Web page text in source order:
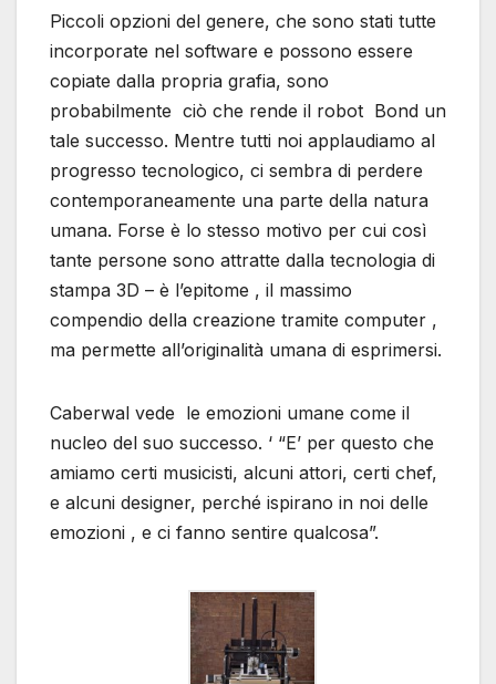
Piccoli opzioni del genere, che sono stati tutte
incorporate nel software e possono essere
copiate dalla propria grafia, sono
probabilmente ciò che rende il robot Bond un
tale successo. Mentre tutti noi applaudiamo al
progresso tecnologico, ci sembra di perdere
contemporaneamente una parte della natura
umana. Forse è lo stesso motivo per cui così
tante persone sono attratte dalla tecnologia di
stampa 3D – è l’epitome , il massimo
compendio della creazione tramite computer ,
ma permette all’originalità umana di esprimersi.
Caberwal vede le emozioni umane come il
nucleo del suo successo. ‘ “E’ per questo che
amiamo certi musicisti, alcuni attori, certi chef,
e alcuni designer, perché ispirano in noi delle
emozioni , e ci fanno sentire qualcosa”.